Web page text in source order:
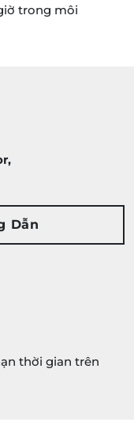
trong môi
,
Dẫn
thời gian trên